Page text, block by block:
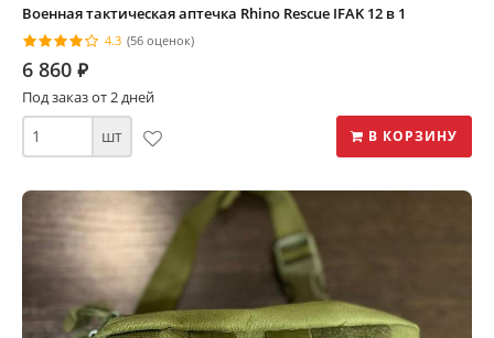
Военная тактическая аптечка Rhino Rescue IFAK 12 в 1
4.3 (56 оценок)
6 860 ⃏
Под заказ от 2 дней
шт В КОРЗИНУ